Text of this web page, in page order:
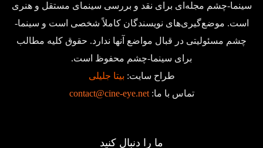
سینما-چشم مجله‌ای برای نقد و بررسی سینمای مستقل و هنری
است. موضع‌گیری‌های نویسندگان کاملاً شخصی است و سینما-
چشم مسئولیتی در قبال مواضع آنها ندارد. حقوق کلیه مطالب
برای سینما-چشم محفوظ است.
طراح سایت: بیتا جلیلی
تماس با ما:contact@cine-eye.net
ما را دنبال کنید